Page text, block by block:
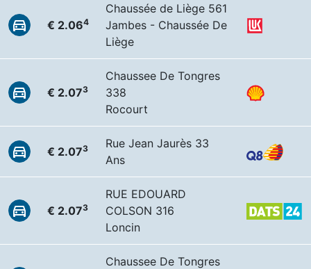
€ 2.064
Chaussée de Liège 561
Jambes - Chaussée De
Liège
€ 2.073
Chaussee De Tongres
338
Rocourt
€ 2.073
Rue Jean Jaurès 33
Ans
€ 2.073
RUE EDOUARD
COLSON 316
Loncin
Chaussee De Tongres